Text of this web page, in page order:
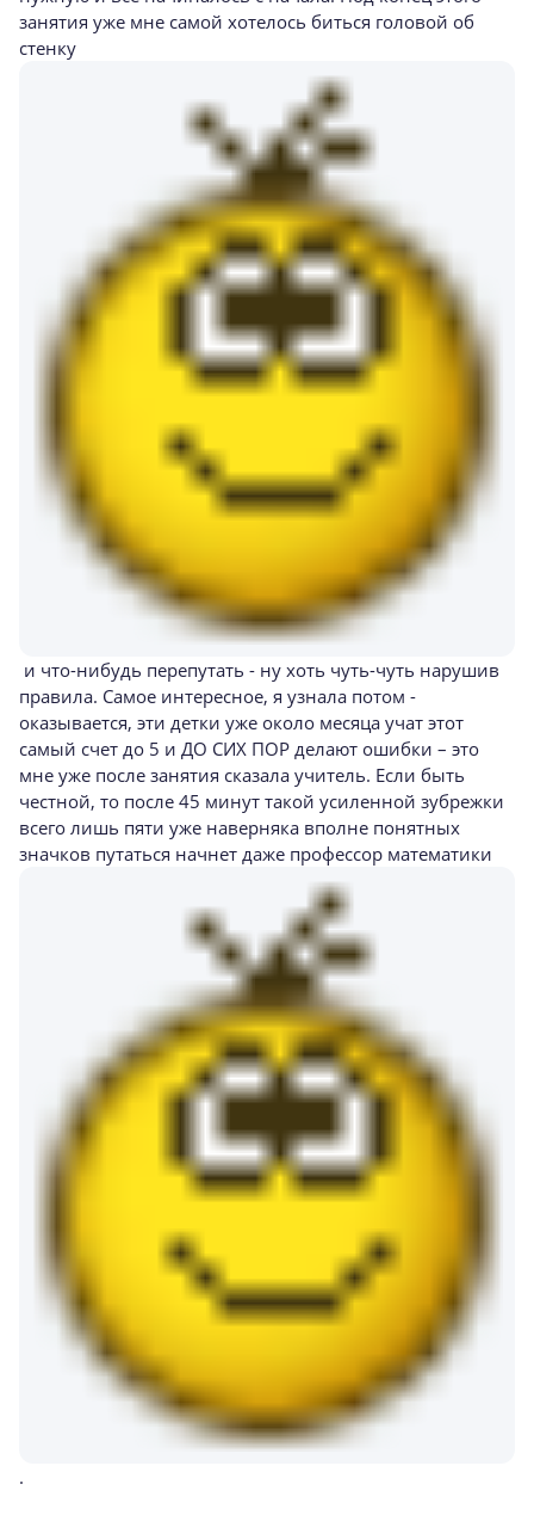
занятия уже мне самой хотелось биться головой об
стенку
и что-нибудь перепутать - ну хоть чуть-чуть нарушив
правила. Самое интересное, я узнала потом -
оказывается, эти детки уже около месяца учат этот
самый счет до 5 и ДО СИХ ПОР делают ошибки – это
мне уже после занятия сказала учитель. Если быть
честной, то после 45 минут такой усиленной зубрежки
всего лишь пяти уже наверняка вполне понятных
значков путаться начнет даже профессор математики
.